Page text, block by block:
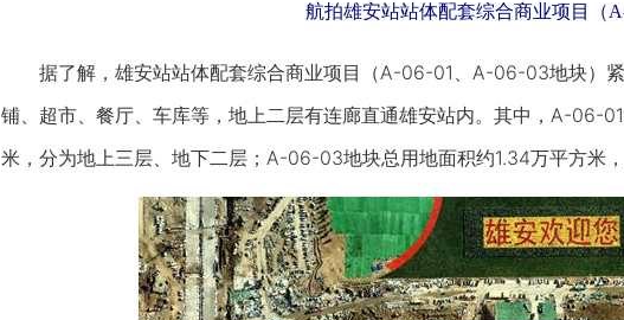
航拍雄安站站体配套综合商业项目（
据了解，雄安站站体配套综合商业项目（A-06-01、A-06-03地块）紧
铺、超市、餐厅、车库等，地上二层有连廊直通雄安站内。其中，A-06-
米，分为地上三层、地下二层；A-06-03地块总用地面积约1.34万平方米